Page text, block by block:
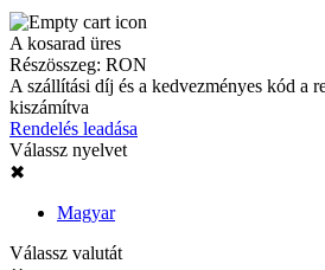
A kosarad üres
Részösszeg: RON
A szállítási díj és a kedvezményes kód a
kiszámítva
Rendelés leadása
Válassz nyelvet
✖
Magyar
Válassz valutát